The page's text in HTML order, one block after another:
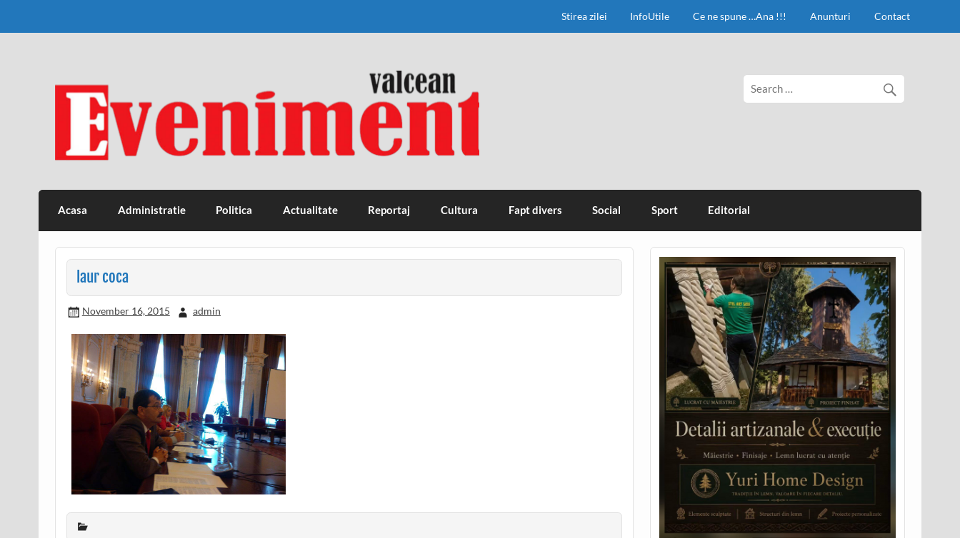
Stirea zilei InfoUtile Ce ne spune …Ana !!! Anunturi Contact
Eveniment Valcean
Acasa Administratie Politica Actualitate Reportaj Cultura Fapt divers Social Sport Editorial
laur coca
November 16, 2015 admin